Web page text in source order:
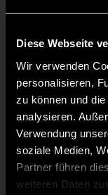
Diese Webseite
Wir verwenden
personalisieren,
zu können und
analysieren.
Verwendung
soziale Medien,
Partner führen
weiteren Daten